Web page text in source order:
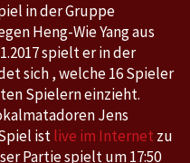
in der Gruppe
Heng-Wie Yang aus
spielt er in der
sich , welche 16 Spieler
Spielern einzieht.
Jens
istlive im Internet zu
Partie spielt um 17:50